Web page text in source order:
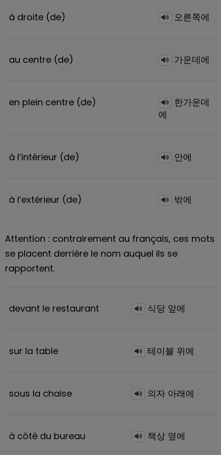
à droite (de) 오른쪽에
au centre (de) 가운데에
en plein centre (de)
한가운데
에
à l’intérieur (de) 안에
à l’extérieur (de) 밖에
Attention : contrairement au français, ces mots
se placent derrière le nom auquel ils se
rapportent.
devant le restaurant 식당 앞에
sur la table 테이블 위에
sous la chaise 의자 아래에
à côté du bureau 책상 옆에